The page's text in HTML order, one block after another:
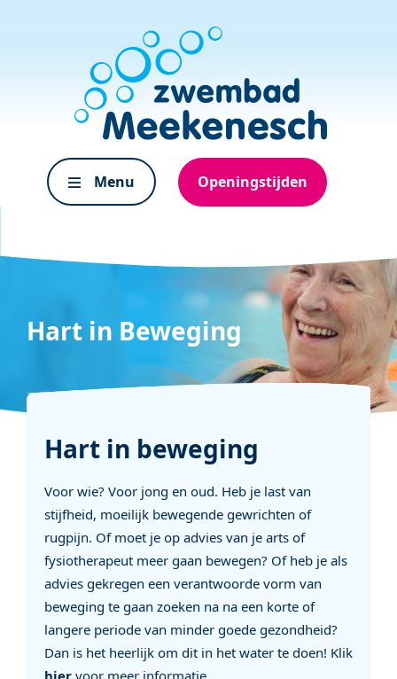
Menu Openingstijden
Hart in Beweging
Hart in beweging
Voor wie? Voor jong en oud. Heb je last van
stijfheid, moeilijk bewegende gewrichten of
rugpijn. Of moet je op advies van je arts of
fysiotherapeut meer gaan bewegen? Of heb je als
advies gekregen een verantwoorde vorm van
beweging te gaan zoeken na na een korte of
langere periode van minder goede gezondheid?
Dan is het heerlijk om dit in het water te doen! Klik